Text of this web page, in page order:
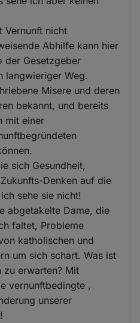
Vernunft nicht
Abhilfe kann hier
der Gesetzgeber
langwieriger Weg.
Misere und deren
bekannt, und bereits
mit einer
sich Gesundheit,
Denken auf die
sehe sie nicht!
abgetakelte Dame, die
faltet, Probleme
katholischen und
um sich schart. Was ist
zu erwarten? Mit
vernunftbedingte ,
unserer